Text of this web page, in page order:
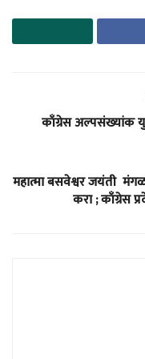
काँग्रेस अल्पसंख्यांक
महात्मा बसवेश्वर जयंती
करा ; काँग्रेस